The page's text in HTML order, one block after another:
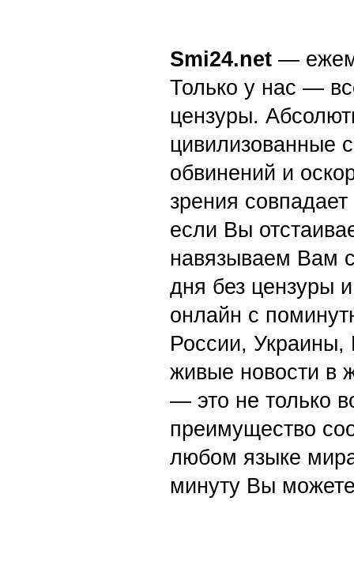
Smi24.net —
Только у нас —
цензуры.
цивилизованные
обвинений и
зрения
если Вы
навязываем Вам
дня без цензуры
онлайн с
России,
живые новости в
— это не только
преимущество
любом языке
минуту Вы